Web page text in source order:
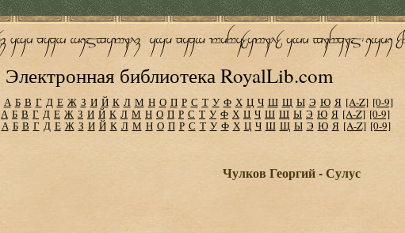
Электронная библиотека RoyalLib.com
А Б В Г Д Е Ж З И Й К Л М Н О П Р С Т У Ф Х Ц Ч Ш Щ Ы Э Ю Я [A-Z] [0-9]
А Б В Г Д Е Ж З И Й К Л М Н О П Р С Т У Ф Х Ц Ч Ш Щ Ы Э Ю Я [A-Z] [0-9]
А Б В Г Д Е Ж З И Й К Л М Н О П Р С Т У Ф Х Ц Ч Ш Щ Ы Э Ю Я [A-Z] [0-9]
Чулков Георгий - Сулус